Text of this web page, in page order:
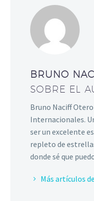
BRUNO
SOBRE EL
Bruno Naciff
Internacionales.
ser un excelente
repleto de
donde sé que
Más artículos